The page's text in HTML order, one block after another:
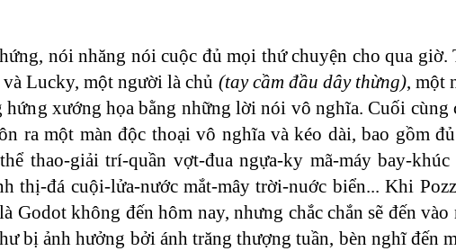
nói nhăng nói cuộc đủ mọi thứ chuyện cho qua giờ.
Lucky, một người là chủ (tay cầm đầu dây thừng), một
hứng xướng họa bằng những lời nói vô nghĩa. Cuối cùng
ra một màn độc thoại vô nghĩa và kéo dài, bao gồm
thao-giải trí-quần vợt-đua ngựa-ky mã-máy bay-khúc
thị-đá cuội-lửa-nước mắt-mây trời-nuớc biển... Khi
không đến hôm nay, nhưng chắc chắn sẽ đến
bị ảnh hưởng bởi ánh trăng thượng tuần, bèn nghĩ đến